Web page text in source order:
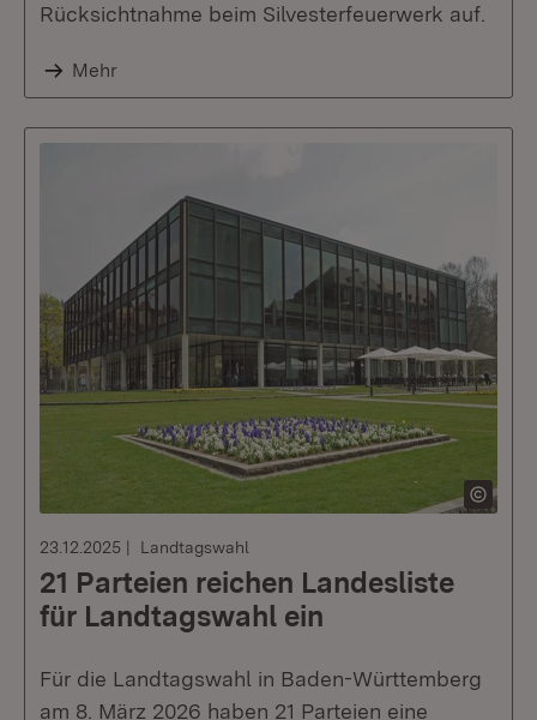
Rücksichtnahme beim Silvesterfeuerwerk auf.
Mehr
23.12.2025 Landtagswahl
21 Parteien reichen Landesliste
für Landtagswahl ein
Für die Landtagswahl in Baden-Württemberg
am 8. März 2026 haben 21 Parteien eine